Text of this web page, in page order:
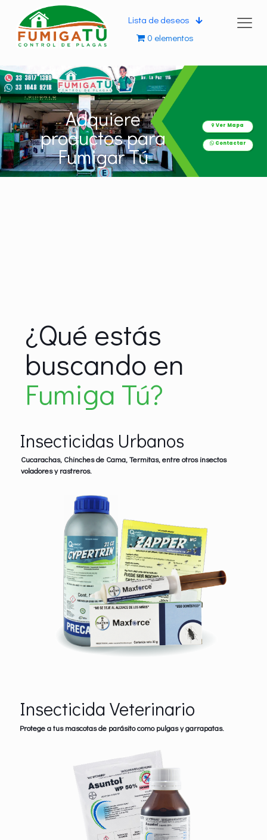
Lista de deseos
0 elementos
Adquiere
productos para
Fumigar Tú
Contactar
Ver Mapa
¿Qué estás
buscando en
Fumiga Tú?
Insecticidas Urbanos
Cucarachas, Chinches de Cama, Termitas, entre otros insectos
voladores y rastreros.
Insecticida Veterinario
Protege a tus mascotas de parásito como pulgas y garrapatas.